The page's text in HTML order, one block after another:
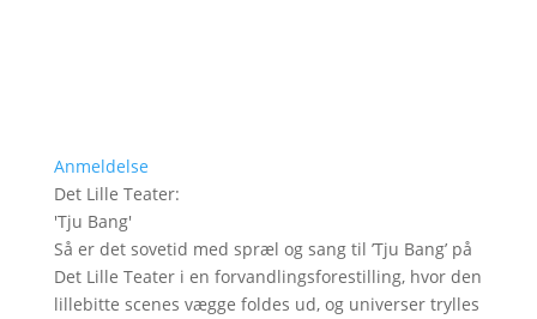
Anmeldelse
Det Lille Teater:
'Tju Bang'
Så er det sovetid med spræl og sang til ’Tju Bang’ på
Det Lille Teater i en forvandlingsforestilling, hvor den
lillebitte scenes vægge foldes ud, og universer trylles